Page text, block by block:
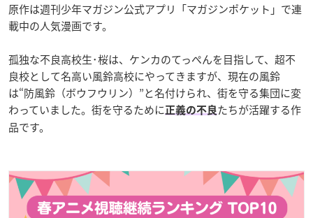
原作は週刊少年マガジン公式アプリ「マガジンポケット」で連
載中の人気漫画です。
孤独な不良高校生･桜は、ケンカのてっぺんを目指して、超不
良校として名高い風鈴高校にやってきますが、現在の風鈴
は“防風鈴（ボウフウリン）”と名付けられ、街を守る集団に変
わっていました。街を守るために正義の不良たちが活躍する作
品です。